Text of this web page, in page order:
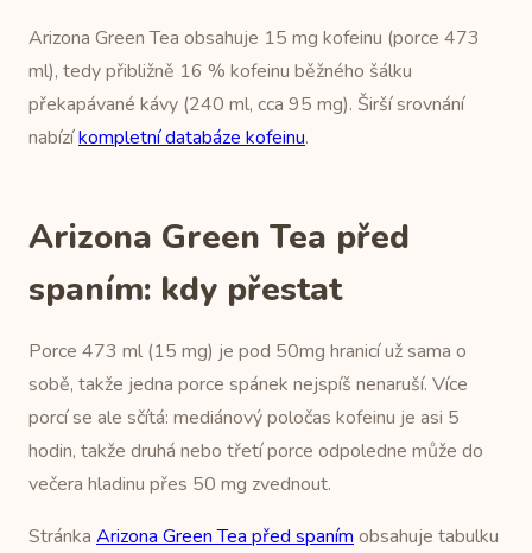
Arizona Green Tea obsahuje 15 mg kofeinu (porce 473
ml), tedy přibližně 16 % kofeinu běžného šálku
překapávané kávy (240 ml, cca 95 mg). Širší srovnání
nabízíkompletní databáze kofeinu.
Arizona Green Tea před
spaním: kdy přestat
Porce 473 ml (15 mg) je pod 50mg hranicí už sama o
sobě, takže jedna porce spánek nejspíš nenaruší. Více
porcí se ale sčítá: mediánový poločas kofeinu je asi 5
hodin, takže druhá nebo třetí porce odpoledne může do
večera hladinu přes 50 mg zvednout.
Stránka Arizona Green Tea před spaním obsahuje tabulku